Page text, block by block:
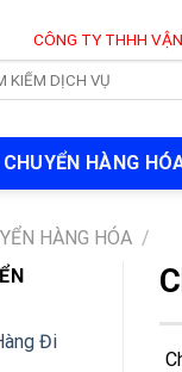
VẬN TẢI VÀ
HÀNG
HÀNG HÓA /
Đi